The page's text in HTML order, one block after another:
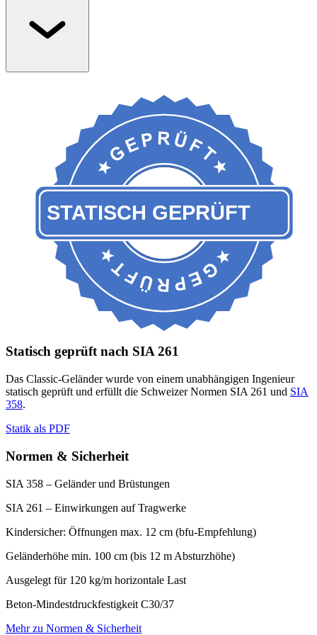
damit hält der Pfosten zuverlässig. Gleichzeitig mit Abstand, damit ein
Spenglerblech oder ein Überstand Platz hat.
Statisch geprüft nach SIA 261
Das Classic-Geländer wurde von einem unabhängigen Ingenieur
statisch geprüft und erfüllt die Schweizer Normen SIA 261 und SIA
358.
Statik als PDF
Normen & Sicherheit
SIA 358 – Geländer und Brüstungen
SIA 261 – Einwirkungen auf Tragwerke
Kindersicher: Öffnungen max. 12 cm (bfu-Empfehlung)
Geländerhöhe min. 100 cm (bis 12 m Absturzhöhe)
Ausgelegt für 120 kg/m horizontale Last
Beton-Mindestdruckfestigkeit C30/37
Mehr zu Normen & Sicherheit